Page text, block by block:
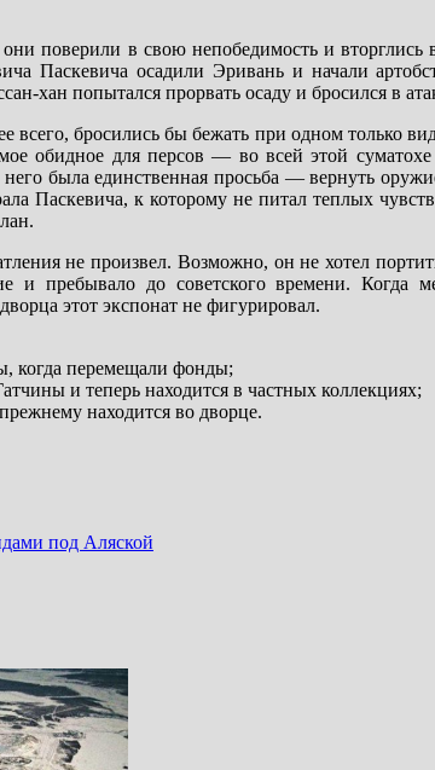
они поверили в свою непобедимость и
Паскевича осадили Эривань и начали
хан попытался прорвать осаду и бросился в
всего, бросились бы бежать при одном только
обидное для персов — во всей этой суматохе
была единственная просьба — вернуть
Паскевича, к которому не питал теплых
не произвел. Возможно, он не хотел
и пребывало до советского времени. Когда
этот экспонат не фигурировал.
когда перемещали фонды;
и теперь находится в частных коллекциях;
находится во дворце.
под Аляской